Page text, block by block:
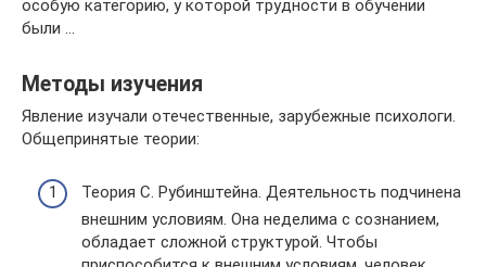
особую категорию, у которой трудности в обучении
были …
Методы изучения
Явление изучали отечественные, зарубежные психологи.
Общепринятые теории:
Теория С. Рубинштейна. Деятельность подчинена
внешним условиям. Она неделима с сознанием,
обладает сложной структурой. Чтобы